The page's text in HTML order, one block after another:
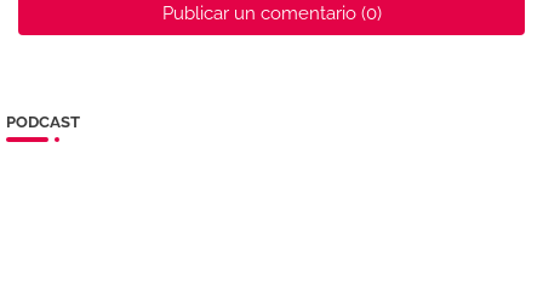
Publicar un comentario (0)
PODCAST